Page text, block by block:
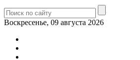
Воскресенье, 09 августа 2026